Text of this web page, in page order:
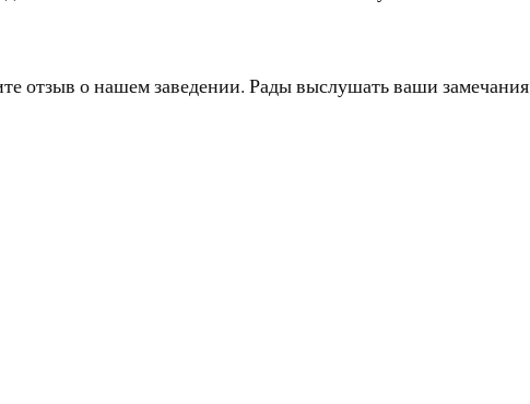
отзыв о нашем заведении. Рады выслушать ваши замечания